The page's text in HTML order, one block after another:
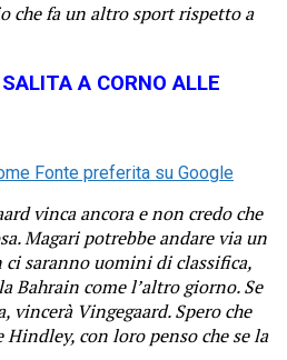
che fa un altro sport rispetto a
A CORNO ALLE
Fonte preferita su Google
vinca ancora e non credo che
Magari potrebbe andare via un
saranno uomini di classifica,
Bahrain come l’altro giorno. Se
Vingegaard. Spero che
con loro penso che se la